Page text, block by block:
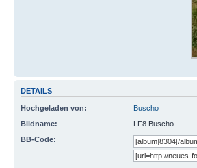
DETAILS
Hochgeladen von:
Buscho
Bildname:
LF8 Buscho
BB-Code: